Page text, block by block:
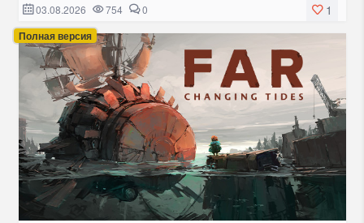
1
03.08.2026 754 0
Полная версия